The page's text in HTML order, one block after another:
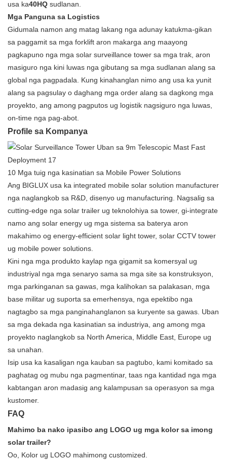
usa ka40HQ sudlanan.
Mga Panguna sa Logistics
Gidumala namon ang matag lakang nga adunay katukma-gikan
sa paggamit sa mga forklift aron makarga ang maayong
pagkapuno nga mga solar surveillance tower sa mga trak, aron
masiguro nga kini luwas nga gibutang sa mga sudlanan alang sa
global nga pagpadala. Kung kinahanglan nimo ang usa ka yunit
alang sa pagsulay o daghang mga order alang sa dagkong mga
proyekto, ang among pagputos ug logistik nagsiguro nga luwas,
on-time nga pag-abot.
Profile sa Kompanya
10 Mga tuig nga kasinatian sa Mobile Power Solutions
Ang BIGLUX usa ka integrated mobile solar solution manufacturer
nga naglangkob sa R&D, disenyo ug manufacturing. Nagsalig sa
cutting-edge nga solar trailer ug teknolohiya sa tower, gi-integrate
namo ang solar energy ug mga sistema sa baterya aron
makahimo og energy-efficient solar light tower, solar CCTV tower
ug mobile power solutions.
Kini nga mga produkto kaylap nga gigamit sa komersyal ug
industriyal nga mga senaryo sama sa mga site sa konstruksyon,
mga parkinganan sa gawas, mga kalihokan sa palakasan, mga
base militar ug suporta sa emerhensya, nga epektibo nga
nagtagbo sa mga panginahanglanon sa kuryente sa gawas. Uban
sa mga dekada nga kasinatian sa industriya, ang among mga
proyekto naglangkob sa North America, Middle East, Europe ug
sa unahan.
Isip usa ka kasaligan nga kauban sa pagtubo, kami komitado sa
paghatag og mubu nga pagmentinar, taas nga kantidad nga mga
kabtangan aron madasig ang kalampusan sa operasyon sa mga
kustomer.
FAQ
Mahimo ba nako ipasibo ang LOGO ug mga kolor sa imong
solar trailer?
Oo, Kolor ug LOGO mahimong customized.